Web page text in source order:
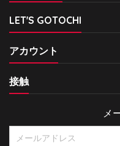
LET'S GOTOCHI
アカウント
接触
メ